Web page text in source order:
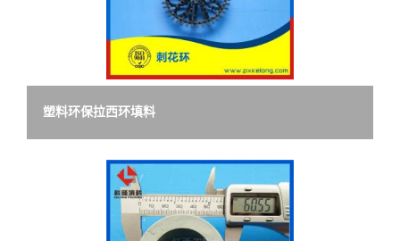
塑料环保拉西环填料